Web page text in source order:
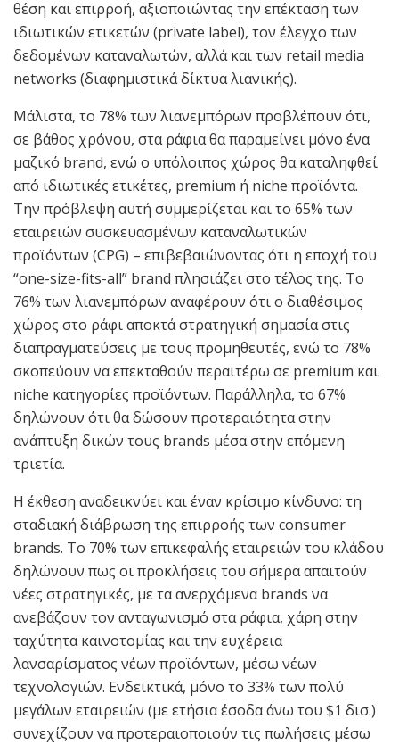
θέση και επιρροή, αξιοποιώντας την επέκταση των
ιδιωτικών ετικετών (private label), τον έλεγχο των
δεδομένων καταναλωτών, αλλά και των retail media
networks (διαφημιστικά δίκτυα λιανικής).
Μάλιστα, το 78% των λιανεμπόρων προβλέπουν ότι,
σε βάθος χρόνου, στα ράφια θα παραμείνει μόνο ένα
μαζικό brand, ενώ ο υπόλοιπος χώρος θα καταληφθεί
από ιδιωτικές ετικέτες, premium ή niche προϊόντα.
Την πρόβλεψη αυτή συμμερίζεται και το 65% των
εταιρειών συσκευασμένων καταναλωτικών
προϊόντων (CPG) – επιβεβαιώνοντας ότι η εποχή του
“one-size-fits-all” brand πλησιάζει στο τέλος της. Το
76% των λιανεμπόρων αναφέρουν ότι ο διαθέσιμος
χώρος στο ράφι αποκτά στρατηγική σημασία στις
διαπραγματεύσεις με τους προμηθευτές, ενώ το 78%
σκοπεύουν να επεκταθούν περαιτέρω σε premium και
niche κατηγορίες προϊόντων. Παράλληλα, το 67%
δηλώνουν ότι θα δώσουν προτεραιότητα στην
ανάπτυξη δικών τους brands μέσα στην επόμενη
τριετία.
Η έκθεση αναδεικνύει και έναν κρίσιμο κίνδυνο: τη
σταδιακή διάβρωση της επιρροής των consumer
brands. Το 70% των επικεφαλής εταιρειών του κλάδου
δηλώνουν πως οι προκλήσεις του σήμερα απαιτούν
νέες στρατηγικές, με τα ανερχόμενα brands να
ανεβάζουν τον ανταγωνισμό στα ράφια, χάρη στην
ταχύτητα καινοτομίας και την ευχέρεια
λανσαρίσματος νέων προϊόντων, μέσω νέων
τεχνολογιών. Ενδεικτικά, μόνο το 33% των πολύ
μεγάλων εταιρειών (με ετήσια έσοδα άνω του $1 δισ.)
συνεχίζουν να προτεραιοποιούν τις πωλήσεις μέσω